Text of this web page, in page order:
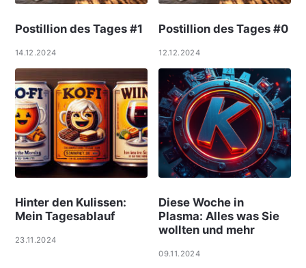
Postillion des Tages #1
14.12.2024
Postillion des Tages #0
12.12.2024
Hinter den Kulissen:
Mein Tagesablauf
23.11.2024
Diese Woche in
Plasma: Alles was Sie
wollten und mehr
09.11.2024